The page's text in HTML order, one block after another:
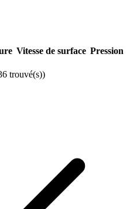
Vitesse de surface Pression
trouvé(s))